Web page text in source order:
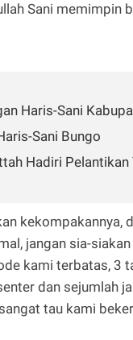
Sani memimpin
Haris-Sani
Sani Bungo
Hadiri
kekompakannya,
jangan sia-
kami terbatas, 3
dan sejumlah
tau kami